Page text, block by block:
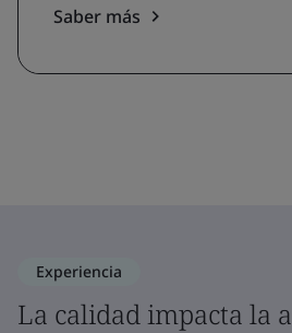
Saber más
Experiencia
La calidad impacta la